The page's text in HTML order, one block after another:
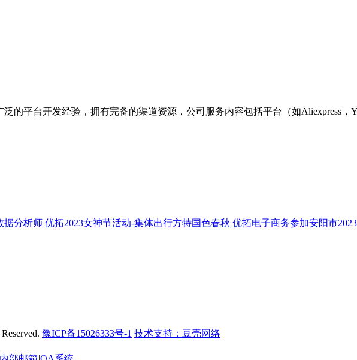
的平台开发经验，拥有完备的渠道资源，公司服务内容包括平台（如Aliexpress，
据分析师 优拓2023女神节活动-集体出行方特国色春秋 优拓电子商务参加安阳市
豫ICP备15026333号-1 技术支持：豆壳网络